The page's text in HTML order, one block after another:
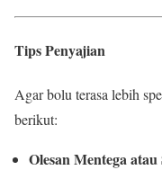
Tips Penyajian
Agar bolu terasa lebih
berikut:
Olesan Mentega